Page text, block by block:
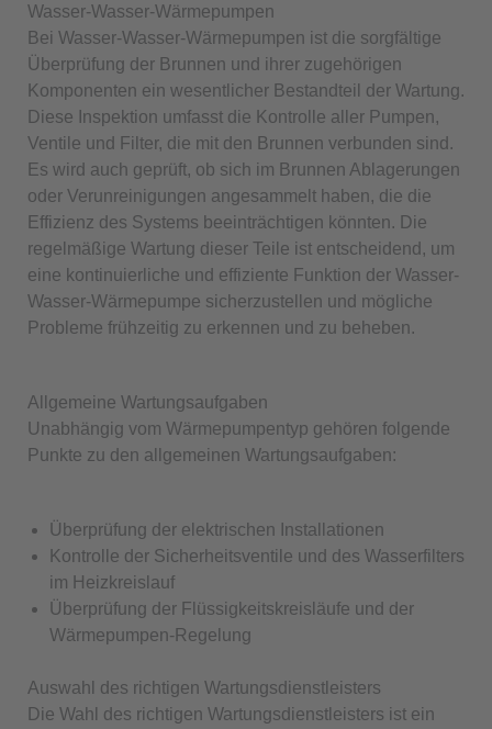
Wasser-Wasser-Wärmepumpen
Bei Wasser-Wasser-Wärmepumpen ist die sorgfältige
Überprüfung der Brunnen und ihrer zugehörigen
Komponenten ein wesentlicher Bestandteil der Wartung.
Diese Inspektion umfasst die Kontrolle aller Pumpen,
Ventile und Filter, die mit den Brunnen verbunden sind.
Es wird auch geprüft, ob sich im Brunnen Ablagerungen
oder Verunreinigungen angesammelt haben, die die
Effizienz des Systems beeinträchtigen könnten. Die
regelmäßige Wartung dieser Teile ist entscheidend, um
eine kontinuierliche und effiziente Funktion der Wasser-
Wasser-Wärmepumpe sicherzustellen und mögliche
Probleme frühzeitig zu erkennen und zu beheben.
Allgemeine Wartungsaufgaben
Unabhängig vom Wärmepumpentyp gehören folgende
Punkte zu den allgemeinen Wartungsaufgaben:
Überprüfung der elektrischen Installationen
Kontrolle der Sicherheitsventile und des Wasserfilters
im Heizkreislauf
Überprüfung der Flüssigkeitskreisläufe und der
Wärmepumpen-Regelung​​
Auswahl des richtigen Wartungsdienstleisters
Die Wahl des richtigen Wartungsdienstleisters ist ein